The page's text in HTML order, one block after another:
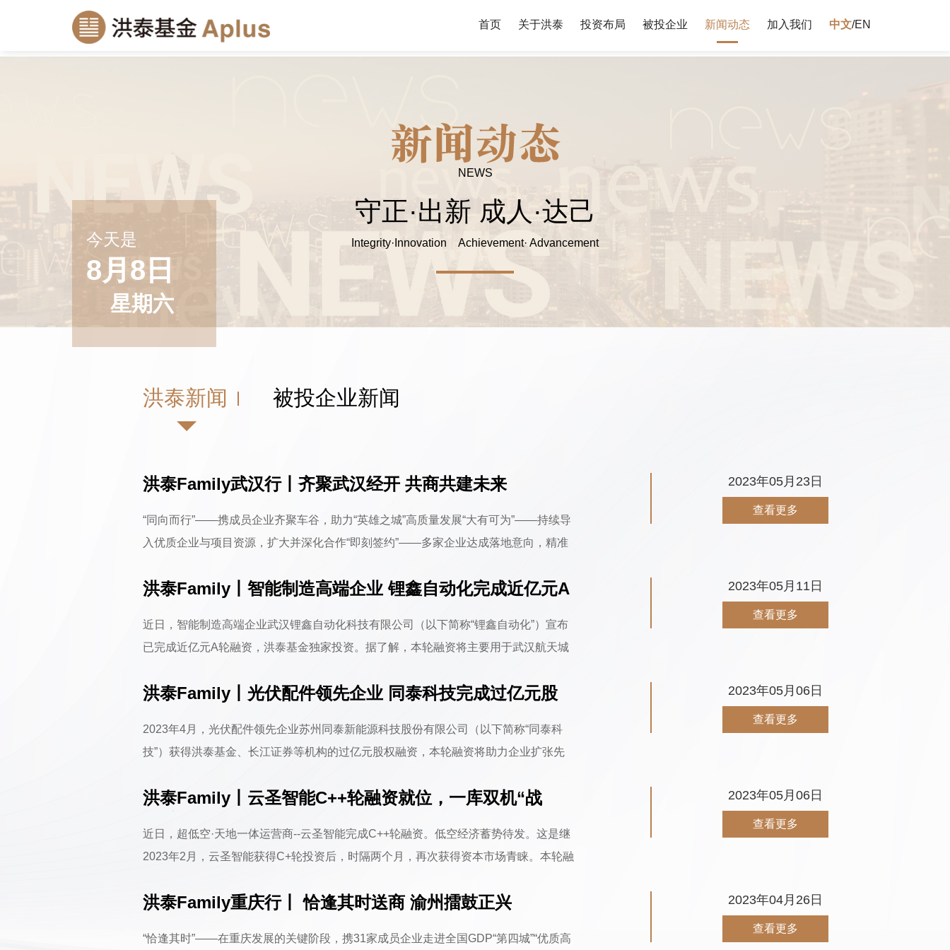
首页 关于洪泰 投资布局 被投企业 新闻动态 加入我们 中文/EN
NEWS
守正·出新 成人·达己
Integrity·Innovation Achievement· Advancement
今天是
8月8日
星期六
洪泰新闻 被投企业新闻
洪泰Family武汉行丨齐聚武汉经开 共商共建未来
“同向而行”——携成员企业齐聚车谷，助力“英雄之城”高质量发展“大有可为”——持续导
入优质企业与项目资源，扩大并深化合作“即刻签约”——多家企业达成落地意向，精准
洪泰Family携手40家企业来到武汉，相聚车谷，围绕下一代汽车、大健.....
2023年05月23日
查看更多
洪泰Family丨智能制造高端企业 锂鑫自动化完成近亿元A
近日，智能制造高端企业武汉锂鑫自动化科技有限公司（以下简称“锂鑫自动化”）宣布
已完成近亿元A轮融资，洪泰基金独家投资。据了解，本轮融资将主要用于武汉航天城
鑫自动化于2014年创立于武汉光谷，是一家专注于钢结构桥梁全寿命周期技术服务
2023年05月11日
查看更多
洪泰Family丨光伏配件领先企业 同泰科技完成过亿元股
2023年4月，光伏配件领先企业苏州同泰新能源科技股份有限公司（以下简称“同泰科
技”）获得洪泰基金、长江证券等机构的过亿元股权融资，本轮融资将助力企业扩张先
动向，以下enjoy~同泰科技成立于2013年，主要产品为接线盒和二极管功率模块。.....
2023年05月06日
查看更多
洪泰Family丨云圣智能C++轮融资就位，一库双机“战
近日，超低空·天地一体运营商­­­­--云圣智能完成C++轮融资。低空经济蓄势待发。这是继
2023年2月，云圣智能获得C+轮投资后，时隔两个月，再次获得资本市场青睐。本轮融
进阶！深度挖掘行业的痛点需求，服务客户，用四维能力提高生产生活效率，解民.....
2023年05月06日
查看更多
洪泰Family重庆行丨 恰逢其时送商 渝州擂鼓正兴
“恰逢其时”——在重庆发展的关键阶段，携31家成员企业走进全国GDP“第四城”“优质高
2023年04月26日
查看更多